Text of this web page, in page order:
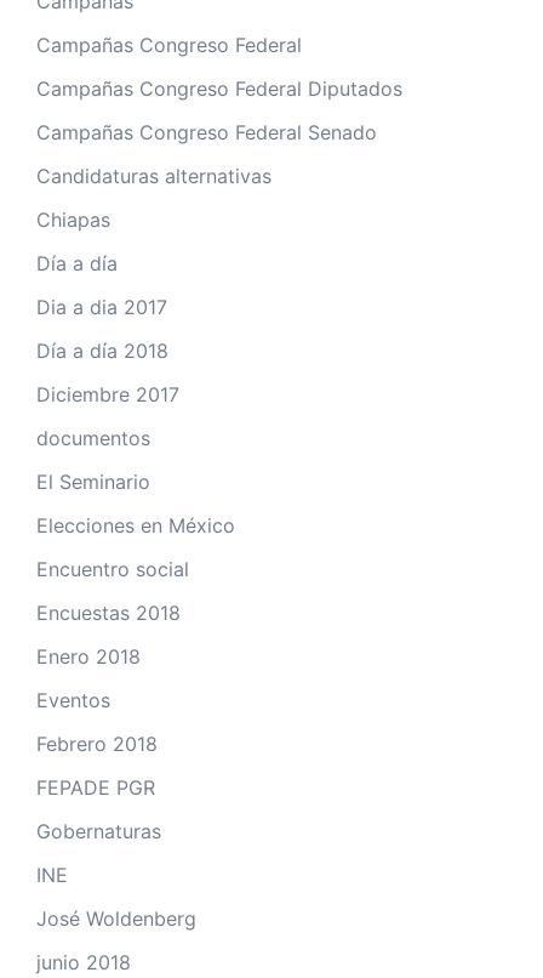
Campañas Congreso Federal
Campañas Congreso Federal Diputados
Campañas Congreso Federal Senado
Candidaturas alternativas
Chiapas
Día a día
Dia a dia 2017
Día a día 2018
Diciembre 2017
documentos
El Seminario
Elecciones en México
Encuentro social
Encuestas 2018
Enero 2018
Eventos
Febrero 2018
FEPADE PGR
Gobernaturas
INE
José Woldenberg
junio 2018